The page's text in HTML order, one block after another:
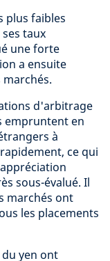
plus faibles
taux
une forte
a ensuite
d'arbitrage
empruntent en
à
ce qui
sous-évalué. Il
marchés ont
les placements
yen ont